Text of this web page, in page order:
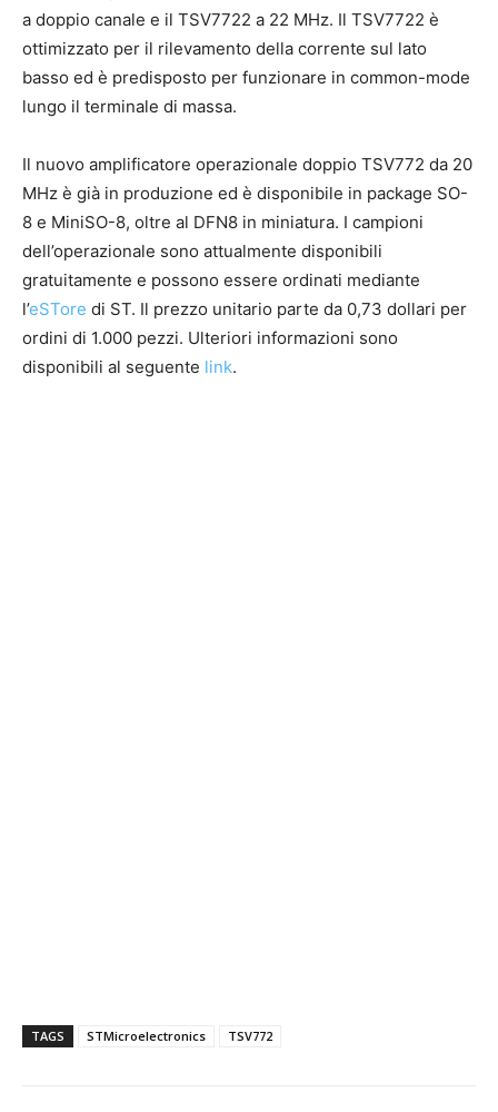
a doppio canale e il TSV7722 a 22 MHz. Il TSV7722 è
ottimizzato per il rilevamento della corrente sul lato
basso ed è predisposto per funzionare in common-mode
lungo il terminale di massa.
Il nuovo amplificatore operazionale doppio TSV772 da 20
MHz è già in produzione ed è disponibile in package SO-
8 e MiniSO-8, oltre al DFN8 in miniatura. I campioni
dell’operazionale sono attualmente disponibili
gratuitamente e possono essere ordinati mediante
l’eSTore di ST. Il prezzo unitario parte da 0,73 dollari per
ordini di 1.000 pezzi. Ulteriori informazioni sono
disponibili al seguente link.
TAGS STMicroelectronics TSV772